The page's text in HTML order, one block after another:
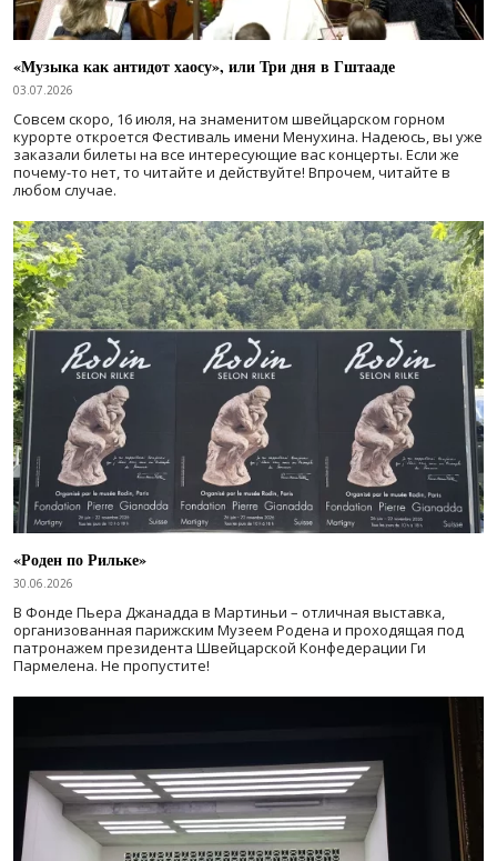
«Музыка как антидот хаосу», или Три дня в Гштааде
03.07.2026
Совсем скоро, 16 июля, на знаменитом швейцарском горном
курорте откроется Фестиваль имени Менухина. Надеюсь, вы уже
заказали билеты на все интересующие вас концерты. Если же
почему-то нет, то читайте и действуйте! Впрочем, читайте в
любом случае.
«Роден по Рильке»
30.06.2026
В Фонде Пьера Джанадда в Мартиньи – отличная выставка,
организованная парижским Музеем Родена и проходящая под
патронажем президента Швейцарской Конфедерации Ги
Пармелена. Не пропустите!